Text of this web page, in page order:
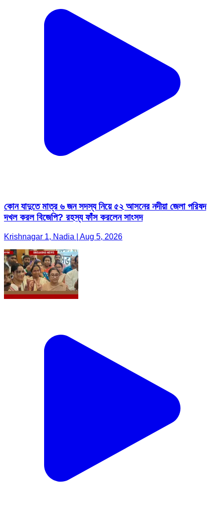
কোন যাদুতে মাত্র ৬ জন সদস্য নিয়ে ৫২ আসনের নদীয়া জেলা পরিষদ
দখল করল বিজেপি? রহস্য ফাঁস করলেন সাংসদ
Krishnagar 1, Nadia | Aug 5, 2026